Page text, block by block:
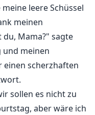
leere Schüssel
meinen
Mama?" sagte
und meinen
einen scherzhaften
sollen es nicht zu
aber wäre ich